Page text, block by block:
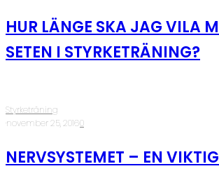
HUR LÄNGE SKA JAG VILA
SETEN I STYRKETRÄNING?
Styrketräning
·november 25, 2016·0
NERVSYSTEMET – EN